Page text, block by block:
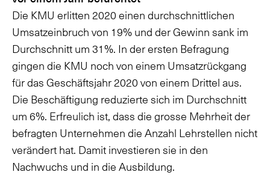
Die KMU erlitten 2020 einen durchschnittlichen
Umsatzeinbruch von 19% und der Gewinn sank im
Durchschnitt um 31%. In der ersten Befragung
gingen die KMU noch von einem Umsatzrückgang
für das Geschäftsjahr 2020 von einem Drittel aus.
Die Beschäftigung reduzierte sich im Durchschnitt
um 6%. Erfreulich ist, dass die grosse Mehrheit der
befragten Unternehmen die Anzahl Lehrstellen nicht
verändert hat. Damit investieren sie in den
Nachwuchs und in die Ausbildung.